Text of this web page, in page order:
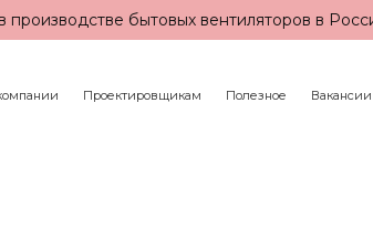
бытовых вентиляторов в
Проектировщикам Полезное Вакансии